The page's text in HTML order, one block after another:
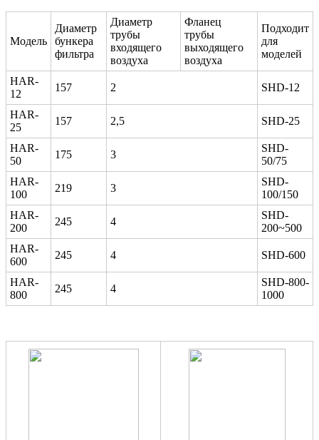
Модель
Диаметр
бункера
фильтра
Диаметр
трубы
входящего
воздуха
Фланец
трубы
выходящего
воздуха
Подходит
для
моделей
HAR-
12
157 2 SHD-12
HAR-
25
157 2,5 SHD-25
HAR-
50
175 3
SHD-
50/75
HAR-
100
219 3
SHD-
100/150
HAR-
200
245 4
SHD-
200~500
HAR-
600
245 4 SHD-600
HAR-
800
245 4
SHD-800-
1000